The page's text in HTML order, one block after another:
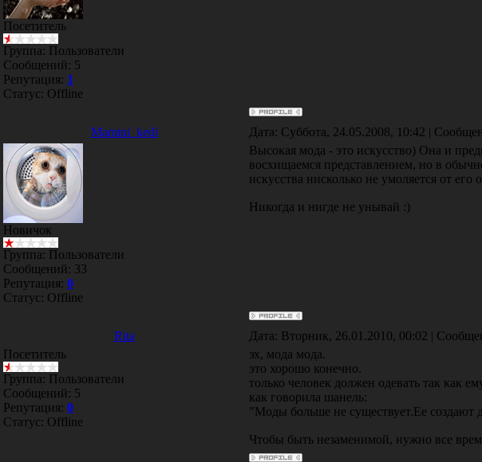
Посетитель
Группа: Пользователи
Сообщений: 5
Репутация: 1
Статус: Offline
Mamini_kedi Дата: Суббота, 24.05.2008, 10:42 |
Новичок
Группа: Пользователи
Сообщений: 33
Репутация: 0
Статус: Offline
Высокая мода - это искусство) Она и
восхищаемся представлением, но в
искусства нисколько не умоляется от его
Никогда и нигде не унывай :)
Rita Дата: Вторник, 26.01.2010, 00:02 |
Посетитель
Группа: Пользователи
Сообщений: 5
Репутация: 0
Статус: Offline
эх, мода мода.
это хорошо конечно.
только человек должен одевать так как
как говорила шанель:
"Моды больше не существует.Ее создают
Чтобы быть незаменимой, нужно все